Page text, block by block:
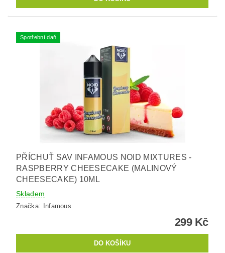
Spotřební daň
PŘÍCHUŤ SAV INFAMOUS NOID MIXTURES -
RASPBERRY CHEESECAKE (MALINOVÝ
CHEESECAKE) 10ML
Skladem
Značka: Infamous
299 Kč